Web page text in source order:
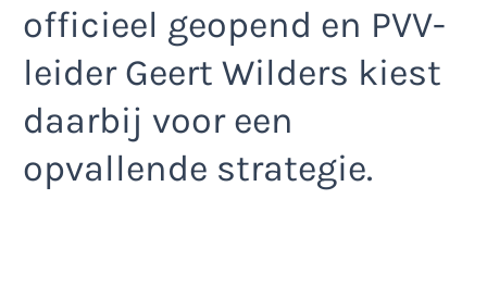
officieel geopend en PVV-
leider Geert Wilders kiest
daarbij voor een
opvallende strategie.